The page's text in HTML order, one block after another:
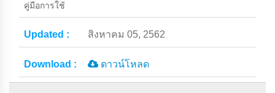
คู่มือการใช้
สิงหาคม 05, 2562
ดาวน์โหลด